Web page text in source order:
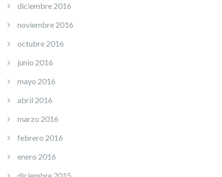
diciembre 2016
noviembre 2016
octubre 2016
junio 2016
mayo 2016
abril 2016
marzo 2016
febrero 2016
enero 2016
diciembre 2015